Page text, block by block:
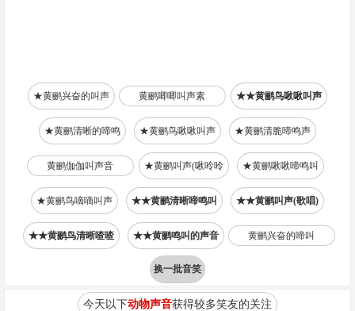
★黄鹂兴奋的叫声 黄鹂唧唧叫声素 ★★黄鹂鸟啾啾叫声
★黄鹂清晰的啼鸣 ★黄鹂鸟啾啾叫声 ★黄鹂清脆啼鸣声
黄鹂伽伽叫声音 ★黄鹂叫声(啾呤呤 ★黄鹂啾啾啼鸣叫
★黄鹂鸟嘀嘀叫声 ★★黄鹂清晰啼鸣叫 ★★黄鹂叫声(歌唱)
★★黄鹂鸟清晰喳喳 ★★黄鹂鸣叫的声音 黄鹂兴奋的啼叫
换一批音笑
今天以下动物声音获得较多笑友的关注